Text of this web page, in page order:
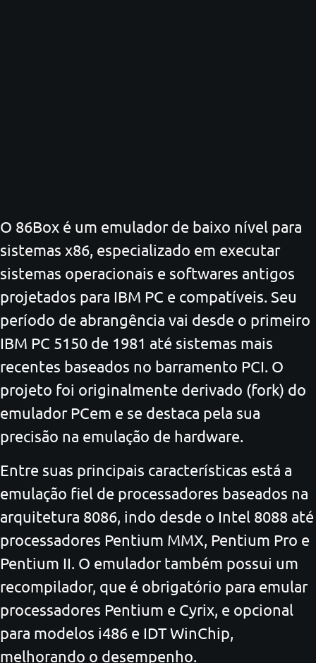
O 86Box é um emulador de baixo nível para
sistemas x86, especializado em executar
sistemas operacionais e softwares antigos
projetados para IBM PC e compatíveis. Seu
período de abrangência vai desde o primeiro
IBM PC 5150 de 1981 até sistemas mais
recentes baseados no barramento PCI. O
projeto foi originalmente derivado (fork) do
emulador PCem e se destaca pela sua
precisão na emulação de hardware.
Entre suas principais características está a
emulação fiel de processadores baseados na
arquitetura 8086, indo desde o Intel 8088 até
processadores Pentium MMX, Pentium Pro e
Pentium II. O emulador também possui um
recompilador, que é obrigatório para emular
processadores Pentium e Cyrix, e opcional
para modelos i486 e IDT WinChip,
melhorando o desempenho.